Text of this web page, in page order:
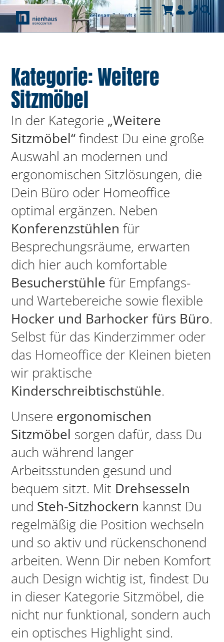
Kategorie: Weitere
Sitzmöbel
In der Kategorie „Weitere
Sitzmöbel“findest Du eine große
Auswahl an modernen und
ergonomischen Sitzlösungen, die
Dein Büro oder Homeoffice
optimal ergänzen. Neben
Konferenzstühlen für
Besprechungsräume, erwarten
dich hier auch komfortable
Besucherstühle für Empfangs-
und Wartebereiche sowie flexible
Hocker und Barhocker fürs Büro.
Selbst für das Kinderzimmer oder
das Homeoffice der Kleinen bieten
wir praktische
Kinderschreibtischstühle.
Unsere ergonomischen
Sitzmöbel sorgen dafür, dass Du
auch während langer
Arbeitsstunden gesund und
bequem sitzt. Mit Drehsesseln
und Steh-Sitzhockern kannst Du
regelmäßig die Position wechseln
und so aktiv und rückenschonend
arbeiten. Wenn Dir neben Komfort
auch Design wichtig ist, findest Du
in dieser Kategorie Sitzmöbel, die
nicht nur funktional, sondern auch
ein optisches Highlight sind.